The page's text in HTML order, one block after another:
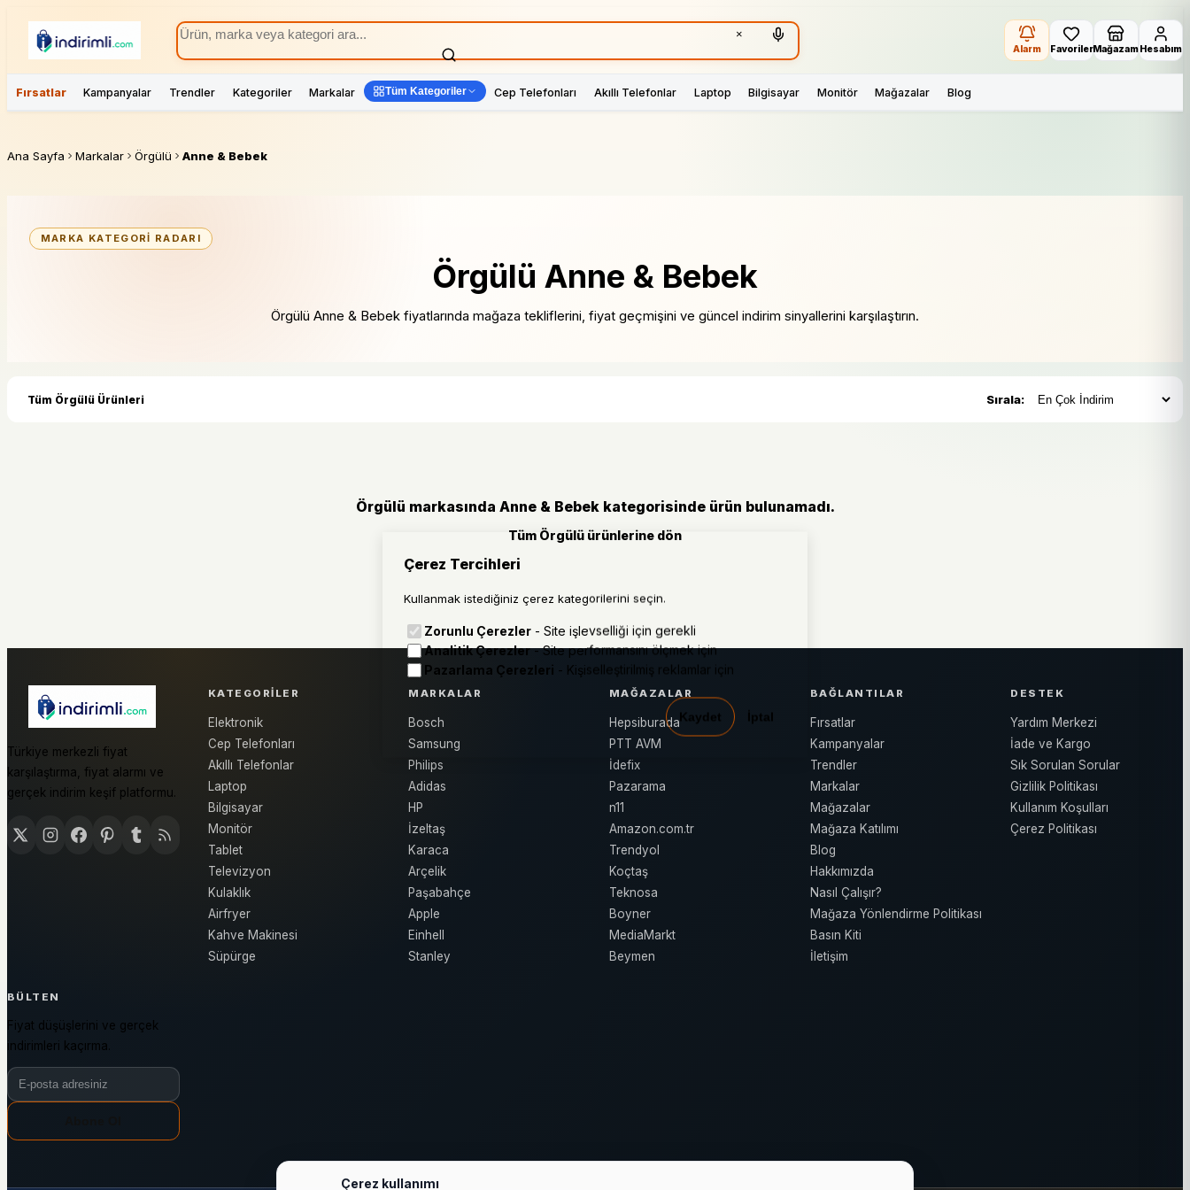
×
Alarm FavorilerMağazamHesabım
Fırsatlar Kampanyalar Trendler Kategoriler Markalar Tüm Kategoriler Cep Telefonları Akıllı Telefonlar Laptop Bilgisayar Monitör Mağazalar Blog
Ana Sayfa Markalar Örgülü Anne & Bebek
MARKA KATEGORI RADARI
Örgülü Anne & Bebek
Örgülü Anne & Bebek fiyatlarında mağaza tekliflerini, fiyat geçmişini ve güncel indirim sinyallerini karşılaştırın.
Tüm Örgülü Ürünleri Sırala:
Örgülü markasında Anne & Bebek kategorisinde ürün bulunamadı.
Tüm Örgülü ürünlerine dön
Türkiye merkezli fiyat
karşılaştırma, fiyat alarmı ve
gerçek indirim keşif platformu.
KATEGORILER
Elektronik
Cep Telefonları
Akıllı Telefonlar
Laptop
Bilgisayar
Monitör
Tablet
Televizyon
Kulaklık
Airfryer
Kahve Makinesi
Süpürge
MARKALAR
Bosch
Samsung
Philips
Adidas
HP
İzeltaş
Karaca
Arçelik
Paşabahçe
Apple
Einhell
Stanley
MAĞAZALAR
Hepsiburada
PTT AVM
İdefix
Pazarama
n11
Amazon.com.tr
Trendyol
Koçtaş
Teknosa
Boyner
MediaMarkt
Beymen
BAĞLANTILAR
Fırsatlar
Kampanyalar
Trendler
Markalar
Mağazalar
Mağaza Katılımı
Blog
Hakkımızda
Nasıl Çalışır?
Mağaza Yönlendirme Politikası
Basın Kiti
İletişim
DESTEK
Yardım Merkezi
İade ve Kargo
Sık Sorulan Sorular
Gizlilik Politikası
Kullanım Koşulları
Çerez Politikası
BÜLTEN
Fiyat düşüşlerini ve gerçek
indirimleri kaçırma.
Bülten e-posta adresiniz
Çerez kullanımı
Çerez Tercihleri
Kullanmak istediğiniz çerez kategorilerini seçin.
Zorunlu Çerezler - Site işlevselliği için gerekli
Analitik Çerezler- Site performansını ölçmek için
Pazarlama Çerezleri - Kişiselleştirilmiş reklamlar için
Kaydet İptal